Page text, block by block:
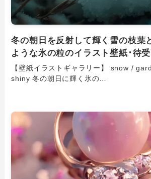
冬の朝日を反射して輝く雪の枝葉
ような氷の粒のイラスト壁紙･待
【壁紙イラストギャラリー】 snow /
shiny 冬の朝日に輝く氷の…